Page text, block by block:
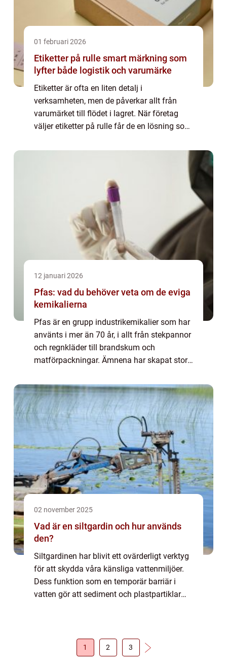
01 februari 2026
Etiketter på rulle smart märkning som
lyfter både logistik och varumärke
Etiketter är ofta en liten detalj i
verksamheten, men de påverkar allt från
varumärket till flödet i lagret. När företag
väljer etiketter på rulle får de en lösning som
12 januari 2026
Pfas: vad du behöver veta om de eviga
kemikalierna
Pfas är en grupp industrikemikalier som har
använts i mer än 70 år, i allt från stekpannor
och regnkläder till brandskum och
matförpackningar. Ämnena har skapat stora
02 november 2025
Vad är en siltgardin och hur används
den?
Siltgardinen har blivit ett ovärderligt verktyg
för att skydda våra känsliga vattenmiljöer.
Dess funktion som en temporär barriär i
vatten gör att sediment och plastpartiklar
1 2 3